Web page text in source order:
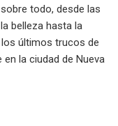
todo, desde las
belleza hasta la
últimos trucos de
la ciudad de Nueva